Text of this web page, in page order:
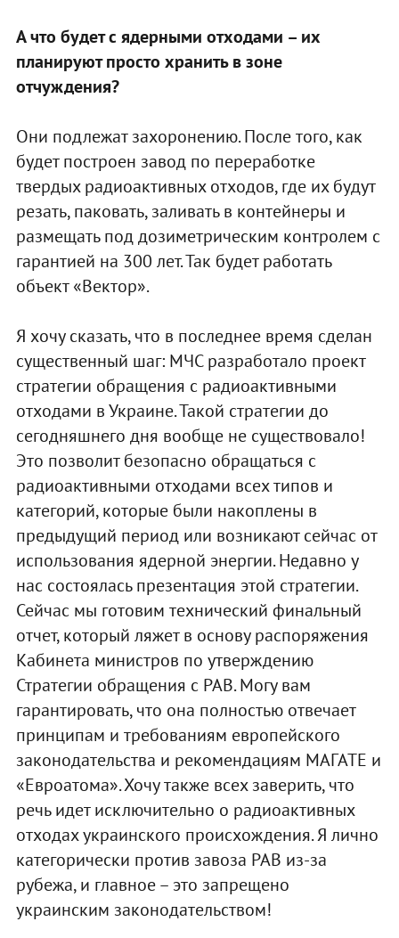
А что будет с ядерными отходами – их
планируют просто хранить в зоне
отчуждения?
Они подлежат захоронению. После того, как
будет построен завод по переработке
твердых радиоактивных отходов, где их будут
резать, паковать, заливать в контейнеры и
размещать под дозиметрическим контролем с
гарантией на 300 лет. Так будет работать
объект «Вектор».
Я хочу сказать, что в последнее время сделан
существенный шаг: МЧС разработало проект
стратегии обращения с радиоактивными
отходами в Украине. Такой стратегии до
сегодняшнего дня вообще не существовало!
Это позволит безопасно обращаться с
радиоактивными отходами всех типов и
категорий, которые были накоплены в
предыдущий период или возникают сейчас от
использования ядерной энергии. Недавно у
нас состоялась презентация этой стратегии.
Сейчас мы готовим технический финальный
отчет, который ляжет в основу распоряжения
Кабинета министров по утверждению
Стратегии обращения с РАВ. Могу вам
гарантировать, что она полностью отвечает
принципам и требованиям европейского
законодательства и рекомендациям МАГАТЕ и
«Евроатома». Хочу также всех заверить, что
речь идет исключительно о радиоактивных
отходах украинского происхождения. Я лично
категорически против завоза РАВ из-за
рубежа, и главное – это запрещено
украинским законодательством!